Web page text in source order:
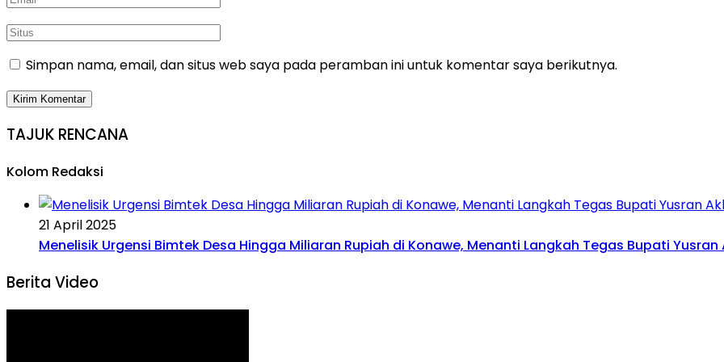
Simpan nama, email, dan situs web saya pada peramban ini untuk komentar saya berikutnya.
TAJUK RENCANA
Kolom Redaksi
21 April 2025
Menelisik Urgensi Bimtek Desa Hingga Miliaran Rupiah di Konawe, Menanti Langkah Tegas Bupati Yusran
Berita Video